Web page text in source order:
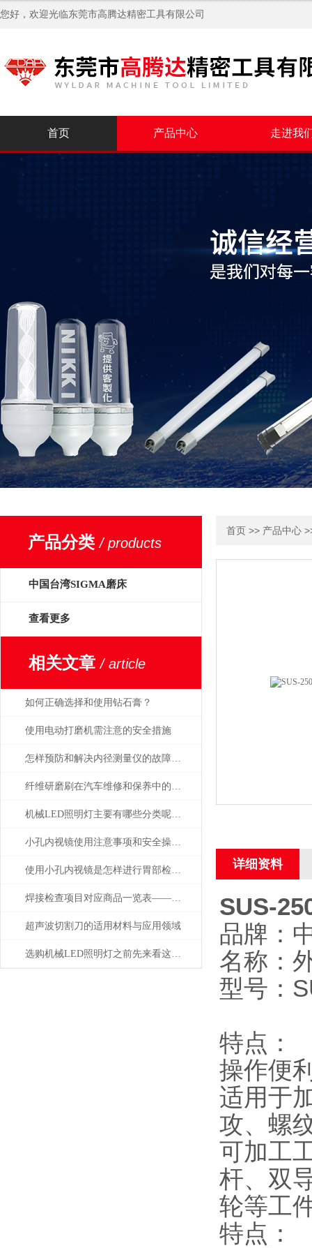
您好，欢迎光临东莞市高腾达精密工具有限公司
首页 产品中心 走进我
产品分类/ products
中国台湾SIGMA磨床
查看更多
相关文章/ article
如何正确选择和使用钻石膏？
使用电动打磨机需注意的安全措施
怎样预防和解决内径测量仪的故障问题？
纤维研磨刷在汽车维修和保养中的应用
机械LED照明灯主要有哪些分类呢？让我们一起来看看吧
小孔内视镜使用注意事项和安全操作规范
使用小孔内视镜是怎样进行胃部检查的，会痛吗
焊接检查项目对应商品一览表——日本SK新泻精机
超声波切割刀的适用材料与应用领域
选购机械LED照明灯之前先来看这篇攻略准没错
首页 >> 产品中心
详细资料
SUS-
品牌：
名称：
型号：
特点：
操作便
适用于
攻、螺
可加工
杆、双
轮等工
特点：